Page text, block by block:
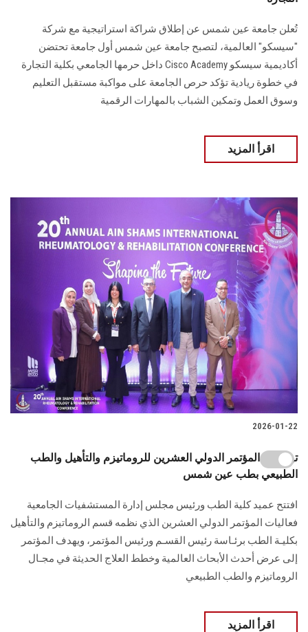
تُعلن جامعة عين شمس عن إطلاق شراكة استراتيجية مع شركة
"سيسكو" العالمية، لتصبح جامعة عين شمس أول جامعة تحتضن
أكاديمية سيسكو Cisco Academy داخل حرمها الجامعي بكلية التجارة
في خطوة ريادية تؤكد حرص الجامعة على مواكبة مستقبل التعليم
وسوق العمل وتمكين الشباب بالمهارات الرقمية
اقرأ المزيد
2026-01-22
توصيات المؤتمر الدولي العشرين للروماتيزم والتأهيل والطب
الطبيعي بطب عين شمس
افتتح عميد كلية الطب ورئيس مجلس إدارة المستشفيات الجامعية
فعاليات المؤتمر الدولي العشرين الذي نظمه قسم الروماتيزم والتأهيل
بكليـة الطب برئـاسة رئيس القسـم ورئيس المؤتمر، ويهدف المؤتمر
إلى عرض أحدث الأبحاث العالمية وخطط العلاج الحديثة في مجـال
الروماتيزم والطب الطبيعي
اقرأ المزيد